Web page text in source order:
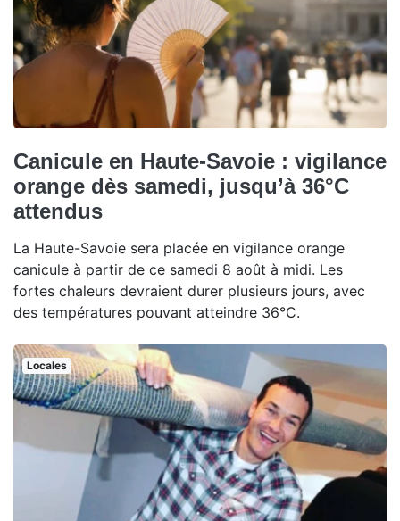
Canicule en Haute-Savoie : vigilance
orange dès samedi, jusqu’à 36°C
attendus
La Haute-Savoie sera placée en vigilance orange
canicule à partir de ce samedi 8 août à midi. Les
fortes chaleurs devraient durer plusieurs jours, avec
des températures pouvant atteindre 36°C.
Locales